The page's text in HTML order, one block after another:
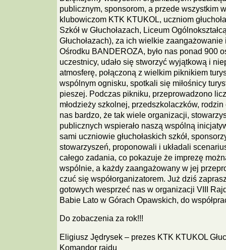
publicznym, sponsorom, a przede wszystkim
klubowiczom KTK KTUKOL, uczniom
Szkół w Głuchołazach, Liceum
Głuchołazach), za ich wielkie
Ośrodku BANDEROZA, było nas ponad 900
uczestnicy, udało się stworzyć wyjątkową i
atmosferę, połączoną z wielkim piknikiem
wspólnym ognisku, spotkali się miłośnicy
pieszej. Podczas pikniku, przeprowadzono
młodzieży szkolnej, przedszkolaczków, rodzin
nas bardzo, że tak wiele organizacji,
publicznych wspierało naszą wspólną
sami uczniowie głuchołaskich szkół,
stowarzyszeń, proponowali i układali
całego zadania, co pokazuje że imprezę
wspólnie, a każdy zaangażowany w jej
czuć się współorganizatorem. Już dziś
gotowych wesprzeć nas w organizacji VIII
Babie Lato w Górach Opawskich, do
Do zobaczenia za rok!!!
Eligiusz Jędrysek – prezes KTK KTUKOL
Komandor rajdu